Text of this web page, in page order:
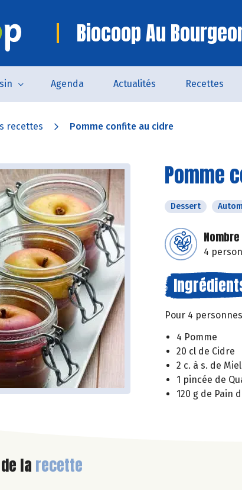
Biocoop Au
Agenda Actualités Recettes
recettes Pomme confite au cidre
Pomme
Dessert
4
Pour 4 personnes
4 Pomme
20 cl de Cidre
2 c. à s. de Miel
1 pincée de
120 g de Pain
de la recette